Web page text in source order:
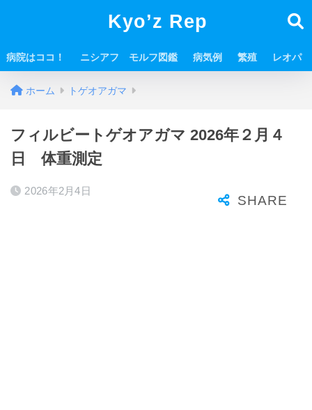
Kyo’z Rep
病院はココ！ ニシアフ モルフ図鑑 病気例 繁殖 レオパ
ホーム トゲオアガマ
フィルビートゲオアガマ 2026年２月４
日 体重測定
2026年2月4日